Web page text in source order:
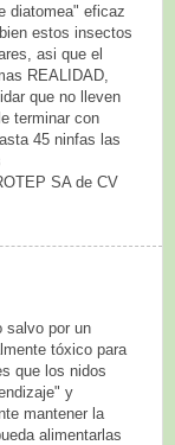
diatomea" eficaz
estos insectos
asi que el
REALIDAD,
que no lleven
terminar con
45 ninfas las
SA de CV
salvo por un
tóxico para
que los nidos
y
mantener la
alimentarlas